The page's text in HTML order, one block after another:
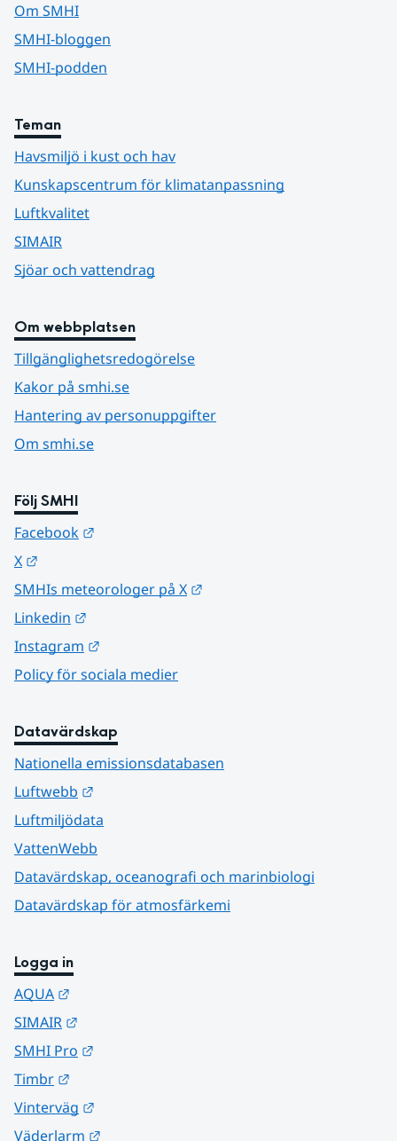
Om SMHI
SMHI-bloggen
SMHI-podden
Teman
Havsmiljö i kust och hav
Kunskapscentrum för klimatanpassning
Luftkvalitet
SIMAIR
Sjöar och vattendrag
Om webbplatsen
Tillgänglighetsredogörelse
Kakor på smhi.se
Hantering av personuppgifter
Om smhi.se
Följ SMHI
Facebook
X
SMHIs meteorologer på X
Linkedin
Instagram
Policy för sociala medier
Datavärdskap
Nationella emissionsdatabasen
Luftwebb
Luftmiljödata
VattenWebb
Datavärdskap, oceanografi och marinbiologi
Datavärdskap för atmosfärkemi
Logga in
AQUA
SIMAIR
SMHI Pro
Timbr
Vinterväg
Väderlarm